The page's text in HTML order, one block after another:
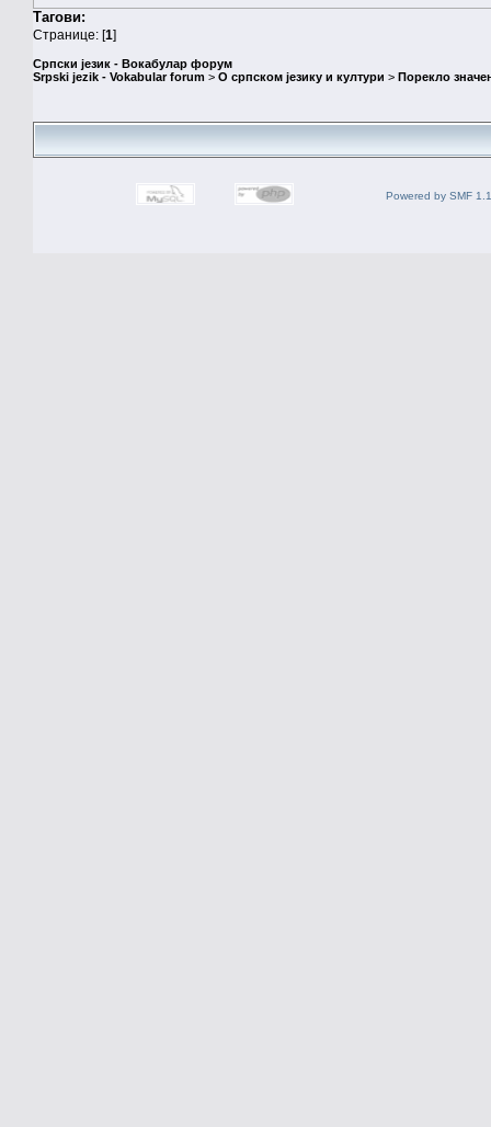
Тагови:
Странице: [1]
Српски језик - Вокабулар форум
Srpski jezik - Vokabular forum > О српском језику и култури > Порекло
Powered by SMF